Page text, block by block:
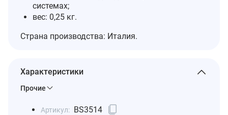
системах;
вес: 0,25 кг.
Страна производства: Италия.
Характеристики
Прочие
Артикул: BS3514